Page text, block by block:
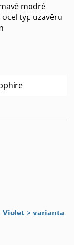
modré
typ uzávěru
Violet > varianta